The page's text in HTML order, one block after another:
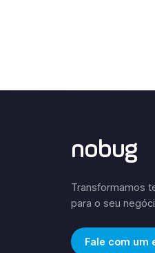
nobug
Transformamos
para o seu
Fale com um